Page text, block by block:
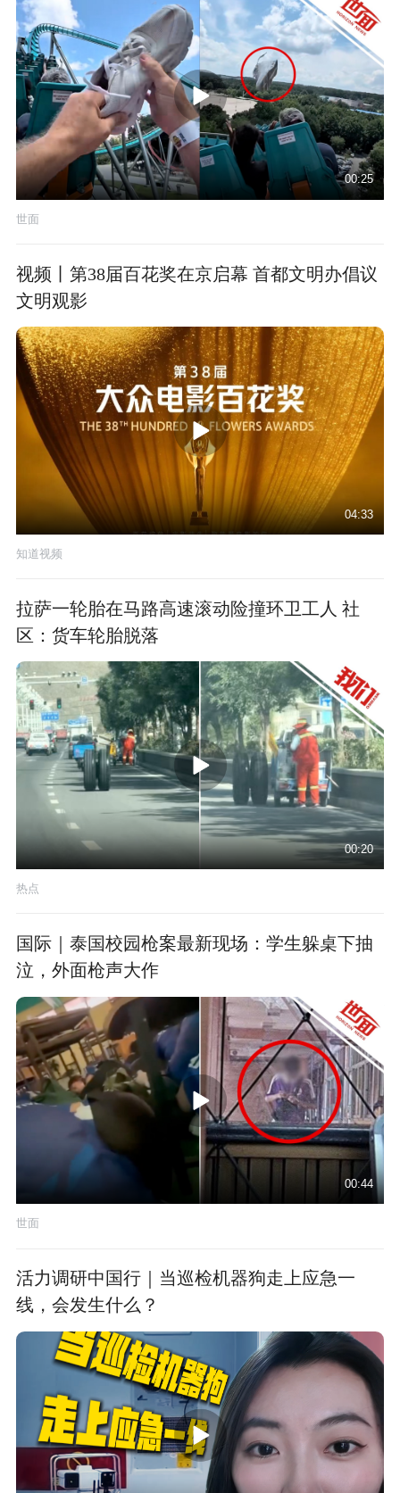
00:25
世面
视频丨第38届百花奖在京启幕 首都文明办倡议
文明观影
04:33
知道视频
拉萨一轮胎在马路高速滚动险撞环卫工人 社
区：货车轮胎脱落
00:20
热点
国际｜泰国校园枪案最新现场：学生躲桌下抽
泣，外面枪声大作
00:44
世面
活力调研中国行｜当巡检机器狗走上应急一
线，会发生什么？